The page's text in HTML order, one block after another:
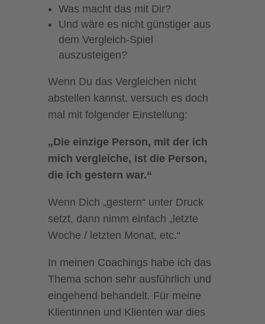
Was macht das mit Dir?
Und wäre es nicht günstiger aus
dem Vergleich-Spiel
auszusteigen?
Wenn Du das Vergleichen nicht
abstellen kannst, versuch es doch
mal mit folgender Einstellung:
„Die einzige Person, mit der ich
mich vergleiche, ist die Person,
die ich gestern war.“
Wenn Dich „gestern“ unter Druck
setzt, dann nimm einfach „letzte
Woche / letzten Monat, etc.“
In meinen Coachings habe ich das
Thema schon sehr ausführlich und
eingehend behandelt. Für meine
Klientinnen und Klienten war dies